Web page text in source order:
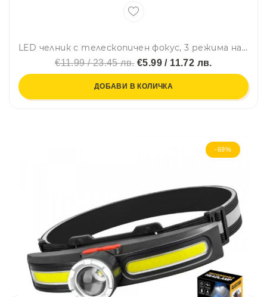
LED челник с телескопичен фокус, 3 режима на осветяване, 60-градсово рамо на наклон и до 8 часа работа-JS-929
€11.99 / 23.45 лв.€5.99 / 11.72 лв.
ДОБАВИ В КОЛИЧКА
-69%